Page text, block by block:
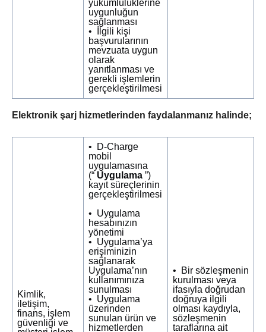
yükümlülüklerine
uygunluğun
sağlanması
• İlgili kişi
başvurularının
mevzuata uygun
olarak
yanıtlanması ve
gerekli işlemlerin
gerçekleştirilmesi
Elektronik şarj hizmetlerinden faydalanmanız halinde;
Kimlik,
iletişim,
finans, işlem
güvenliği ve
• D-Charge
mobil
uygulamasına
(“ Uygulama”)
kayıt süreçlerinin
gerçekleştirilmesi
• Uygulama
hesabınızın
yönetimi
• Uygulama’ya
erişiminizin
sağlanarak
Uygulama’nın
kullanımınıza
sunulması
• Uygulama
üzerinden
sunulan ürün ve
hizmetlerden
• Bir sözleşmenin
kurulması veya
ifasıyla doğrudan
doğruya ilgili
olması kaydıyla,
sözleşmenin
taraflarına ait